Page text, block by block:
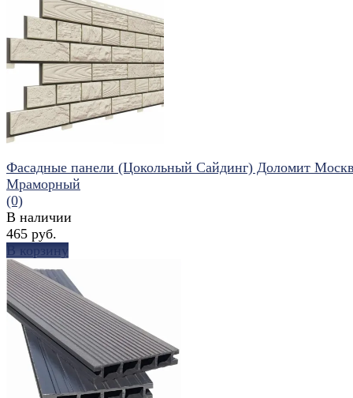
избранное сравнить
избранное сравнить
Фасадные панели (Цокольный Сайдинг) Доломит
Мраморный
(0)
В наличии
465 руб.
В корзину